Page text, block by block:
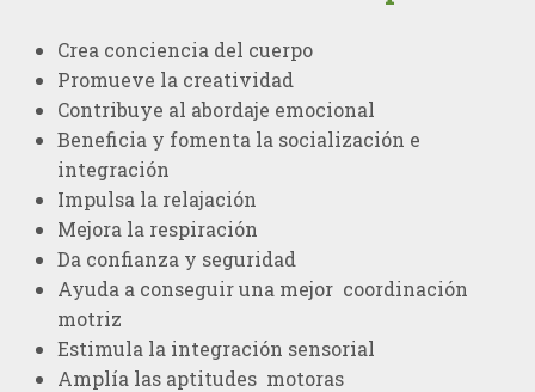
Crea conciencia del cuerpo
Promueve la creatividad
Contribuye al abordaje emocional
Beneficia y fomenta la socialización e
integración
Impulsa la relajación
Mejora la respiración
Da confianza y seguridad
Ayuda a conseguir una mejor coordinación
motriz
Estimula la integración sensorial
Amplía las aptitudes motoras